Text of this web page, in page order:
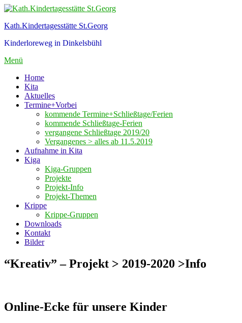
Zum
springen
Kath.Kindertagesstätte St.Georg
Kinderloreweg in Dinkelsbühl
Menü
Home
Kita
Aktuelles
Termine+Vorbei
kommende Termine+Schließtage/Ferien
kommende Schließtage-Ferien
vergangene Schließtage 2019/20
Vergangenes > alles ab 11.5.2019
Aufnahme in Kita
Kiga
Kiga-Gruppen
Projekte
Projekt-Info
Projekt-Themen
Krippe
Krippe-Gruppen
Downloads
Kontakt
Bilder
“Kreativ” – Projekt > 2019-2020 >Info
Online-Ecke für unsere Kinder